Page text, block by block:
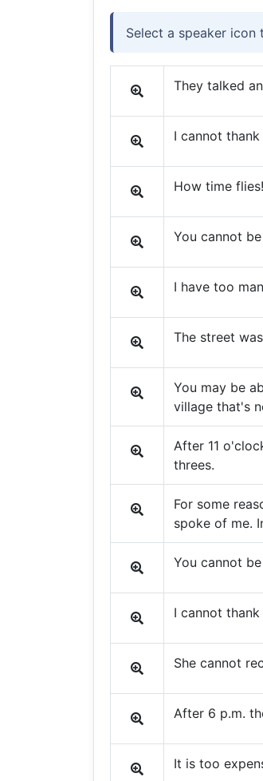
Select a speaker
They talked
I cannot
How time flies!
You cannot
I have too
The street
You may be
village that's
After 11
threes.
For some
spoke of me.
You cannot
I cannot
She cannot
After 6 p.m.
It is too